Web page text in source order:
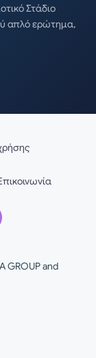
Στάδιο
απλό ερώτημα,
GROUP and